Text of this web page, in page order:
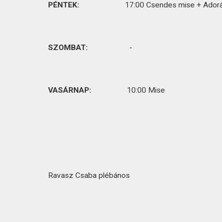
PÉNTEK: 17:00 Csendes mise +
SZOMBAT: -
VASÁRNAP: 10:00 Mise
Ravasz Csaba plébános